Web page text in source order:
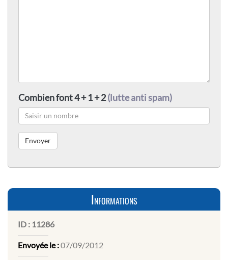
Combien font 4 + 1 + 2(lutte anti spam)
Informations
ID : 11286
Envoyée le :07/09/2012